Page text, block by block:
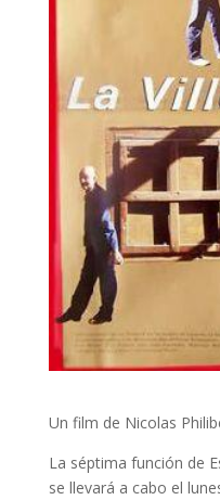
Un film de Nicolas
La séptima función de
se llevará a cabo el